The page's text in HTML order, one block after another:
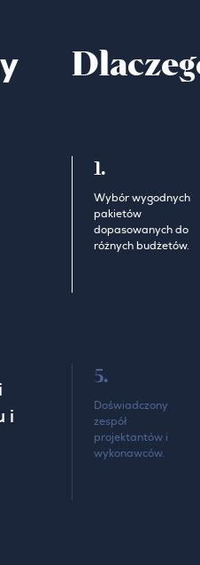
i
1.
Wybór wygodnych
pakietów
dopasowanych do
różnych budżetów.
5.
Doświadczony
zespół
projektantów i
wykonawców.